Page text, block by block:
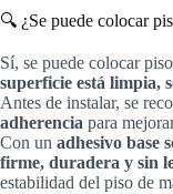
🔍 ¿Se puede colocar
Sí, se puede colocar
superficie está limpia,
Antes de instalar, se
adherencia para
Con un adhesivo base
firme, duradera y sin
estabilidad del piso de